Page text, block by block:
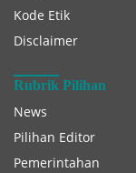
Kode Etik
Disclaimer
Rubrik Pilihan
News
Pilihan Editor
Pemerintahan